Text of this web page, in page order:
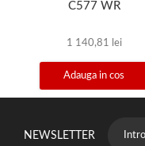
C577 WR
1 140,81 lei
Adauga in cos
NEWSLETTER